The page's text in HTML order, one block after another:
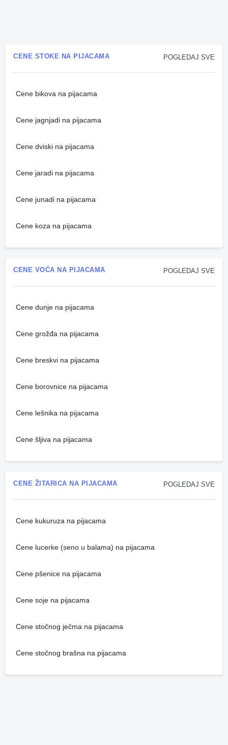
POGLEDAJ SVE
CENE STOKE NA PIJACAMA
Cene bikova na pijacama
Cene jagnjadi na pijacama
Cene dviski na pijacama
Cene jaradi na pijacama
Cene junadi na pijacama
Cene koza na pijacama
POGLEDAJ SVE
CENE VOĆA NA PIJACAMA
Cene dunje na pijacama
Cene grožđa na pijacama
Cene breskvi na pijacama
Cene borovnice na pijacama
Cene lešnika na pijacama
Cene šljiva na pijacama
POGLEDAJ SVE
CENE ŽITARICA NA PIJACAMA
Cene kukuruza na pijacama
Cene lucerke (seno u balama) na pijacama
Cene pšenice na pijacama
Cene soje na pijacama
Cene stočnog ječma na pijacama
Cene stočnog brašna na pijacama